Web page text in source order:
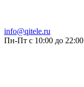
info@qitele.ru
Пн-Пт с 10:00 до 22:00